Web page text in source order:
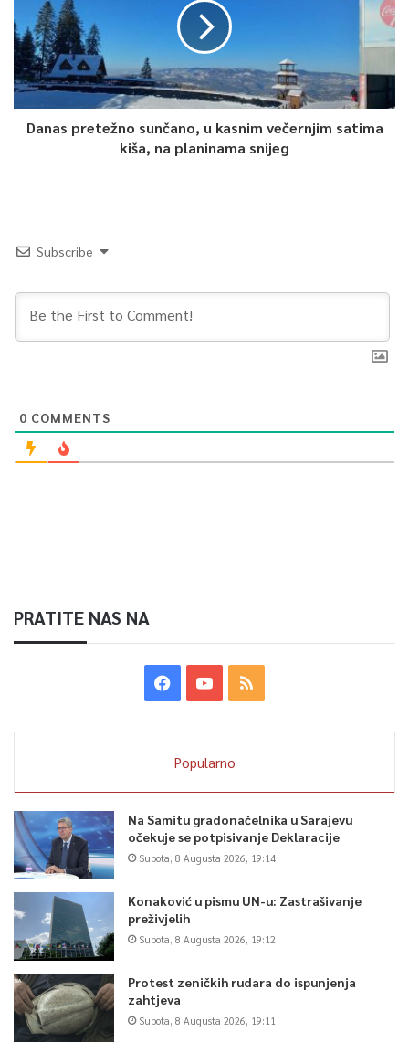
odgovorio: “E to neću”.
0
Article Rating
Danas pretežno sunčano, u kasnim večernjim satima
kiša, na planinama snijeg
Subscribe
0 COMMENTS
PRATITE NAS NA
Popularno
Na Samitu gradonačelnika u Sarajevu
očekuje se potpisivanje Deklaracije
Subota, 8 Augusta 2026, 19:14
Konaković u pismu UN-u: Zastrašivanje
preživjelih
Subota, 8 Augusta 2026, 19:12
Protest zeničkih rudara do ispunjenja
zahtjeva
Subota, 8 Augusta 2026, 19:11